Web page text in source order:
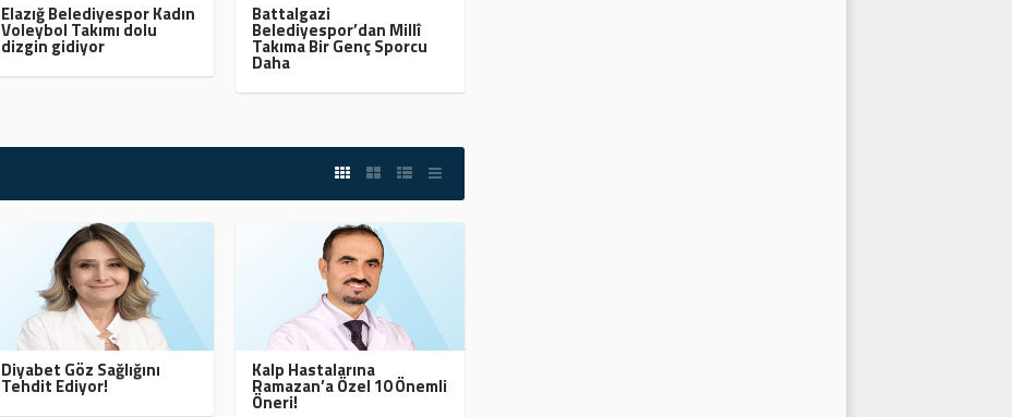
Elazığ Belediyespor Kadın
Voleybol Takımı dolu
dizgin gidiyor
Battalgazi
Belediyespor’dan Millî
Takıma Bir Genç Sporcu
Daha
Diyabet Göz Sağlığını
Tehdit Ediyor!
Kalp Hastalarına
Ramazan’a Özel 10 Önemli
Öneri!